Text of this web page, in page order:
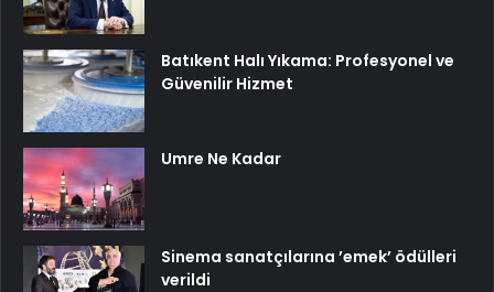
Batıkent Halı Yıkama: Profesyonel ve
Güvenilir Hizmet
Umre Ne Kadar
Sinema sanatçılarına ’emek’ ödülleri
verildi